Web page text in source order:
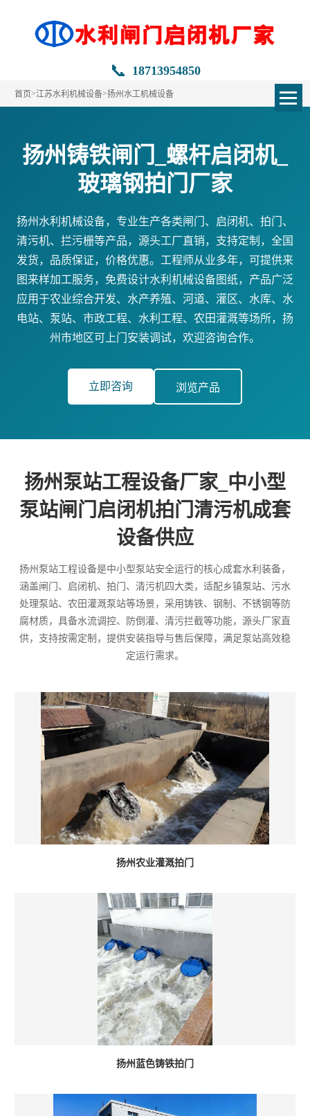
📞 18713954850
首页>江苏水利机械设备>扬州水工机械设备
扬州铸铁闸门_螺杆启闭机_
玻璃钢拍门厂家
扬州水利机械设备，专业生产各类闸门、启闭机、拍门、
清污机、拦污栅等产品，源头工厂直销，支持定制，全国
发货，品质保证，价格优惠。工程师从业多年，可提供来
图来样加工服务，免费设计水利机械设备图纸，产品广泛
应用于农业综合开发、水产养殖、河道、灌区、水库、水
电站、泵站、市政工程、水利工程、农田灌溉等场所，扬
州市地区可上门安装调试，欢迎咨询合作。
立即咨询 浏览产品
扬州泵站工程设备厂家_中小型
泵站闸门启闭机拍门清污机成套
设备供应
扬州泵站工程设备是中小型泵站安全运行的核心成套水利装备，
涵盖闸门、启闭机、拍门、清污机四大类，适配乡镇泵站、污水
处理泵站、农田灌溉泵站等场景，采用铸铁、钢制、不锈钢等防
腐材质，具备水流调控、防倒灌、清污拦截等功能，源头厂家直
供，支持按需定制，提供安装指导与售后保障，满足泵站高效稳
定运行需求。
扬州农业灌溉拍门
扬州蓝色铸铁拍门